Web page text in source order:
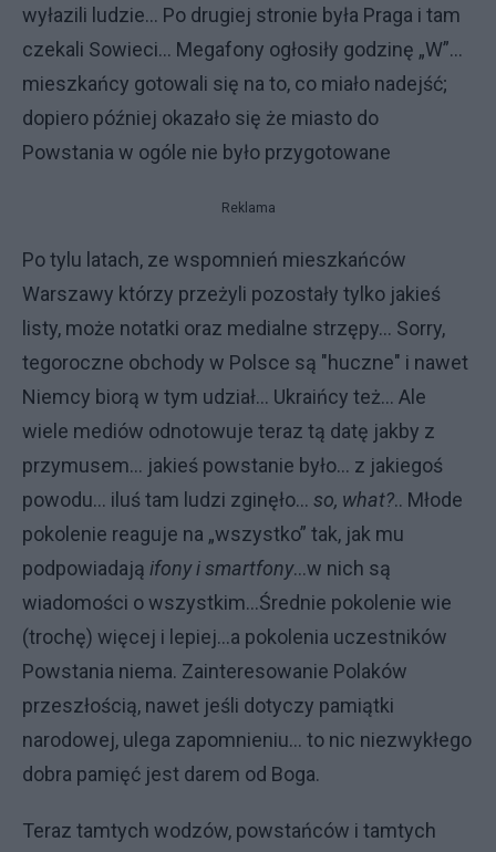
wyłazili ludzie... Po drugiej stronie była Praga i tam
czekali Sowieci... Megafony ogłosiły godzinę „W”...
mieszkańcy gotowali się na to, co miało nadejść;
dopiero później okazało się że miasto do
Powstania w ogóle nie było przygotowane
Reklama
Po tylu latach, ze wspomnień mieszkańców
Warszawy którzy przeżyli pozostały tylko jakieś
listy, może notatki oraz medialne strzępy... Sorry,
tegoroczne obchody w Polsce są "huczne" i nawet
Niemcy biorą w tym udział... Ukraińcy też... Ale
wiele mediów odnotowuje teraz tą datę jakby z
przymusem... jakieś powstanie było... z jakiegoś
powodu... iluś tam ludzi zginęło... so, what?.. Młode
pokolenie reaguje na „wszystko” tak, jak mu
podpowiadają ifony i smartfony...w nich są
wiadomości o wszystkim...Średnie pokolenie wie
(trochę) więcej i lepiej...a pokolenia uczestników
Powstania niema. Zainteresowanie Polaków
przeszłością, nawet jeśli dotyczy pamiątki
narodowej, ulega zapomnieniu... to nic niezwykłego
dobra pamięć jest darem od Boga.
Teraz tamtych wodzów, powstańców i tamtych